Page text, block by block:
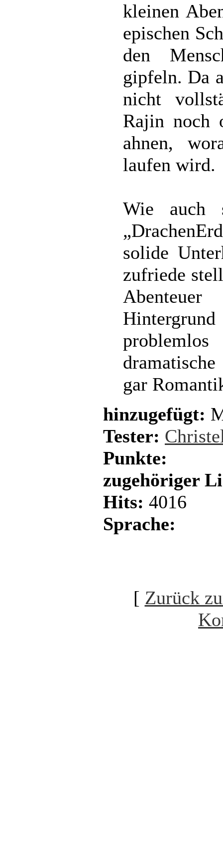
kleinen
epischen
den
gipfeln. Da
nicht
Rajin noch
ahnen,
laufen wird.
Wie auch
solide
zufriede
gar
hinzugefügt:
Tester:
Punkte:
zugehöriger
Hits: 4016
Sprache:
[ Zurück